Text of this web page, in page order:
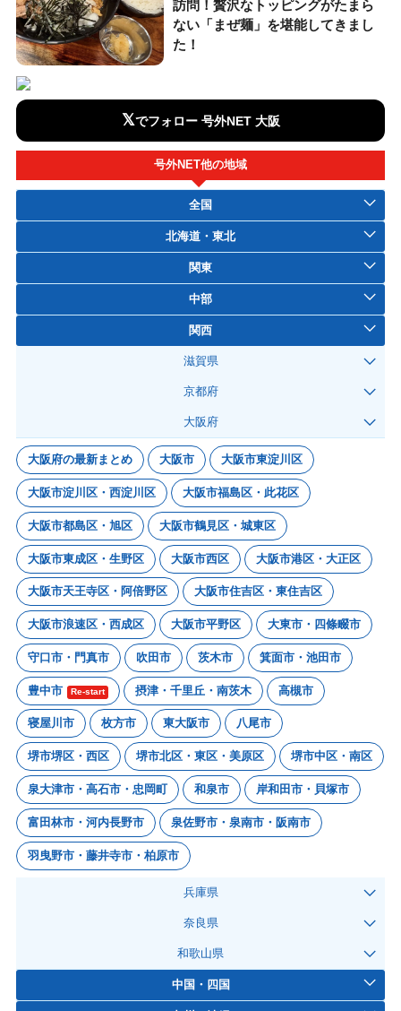
訪問！贅沢なトッピングがたまら
ない「まぜ麺」を堪能してきまし
た！
𝕏でフォロー 号外NET 大阪
号外NET他の地域
全国
北海道・東北
関東
中部
関西
滋賀県
京都府
大阪府
大阪府の最新まとめ 大阪市 大阪市東淀川区
大阪市淀川区・西淀川区 大阪市福島区・此花区
大阪市都島区・旭区 大阪市鶴見区・城東区
大阪市東成区・生野区 大阪市西区 大阪市港区・大正区
大阪市天王寺区・阿倍野区 大阪市住吉区・東住吉区
大阪市浪速区・西成区 大阪市平野区 大東市・四條畷市
守口市・門真市 吹田市 茨木市 箕面市・池田市
豊中市 Re-start 摂津・千里丘・南茨木 高槻市
寝屋川市 枚方市 東大阪市 八尾市
堺市堺区・西区 堺市北区・東区・美原区 堺市中区・南区
泉大津市・高石市・忠岡町 和泉市 岸和田市・貝塚市
富田林市・河内長野市 泉佐野市・泉南市・阪南市
羽曳野市・藤井寺市・柏原市
兵庫県
奈良県
和歌山県
中国・四国